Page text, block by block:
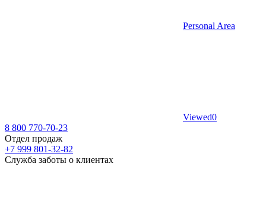
Personal Area
Viewed0
8 800 770-70-23
Отдел продаж
+7 999 801-32-82
Служба заботы о клиентах